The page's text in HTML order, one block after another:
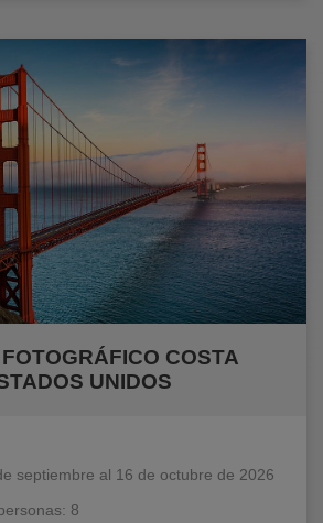
COSTA
UNIDOS
septiembre al 16 de octubre de 2026
8